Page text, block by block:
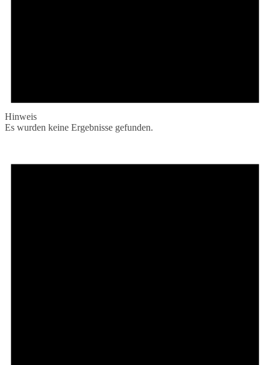
Hinweis
Es wurden keine Ergebnisse gefunden.